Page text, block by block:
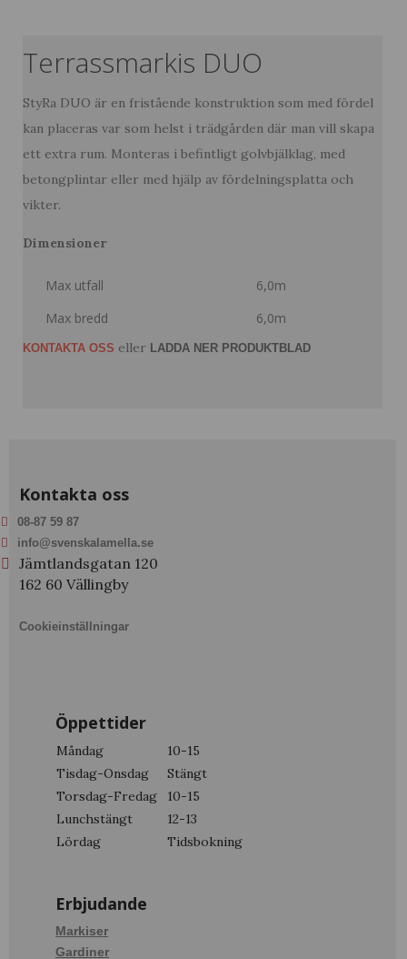
Terrassmarkis DUO
StyRa DUO är en fristående konstruktion som med fördel
kan placeras var som helst i trädgården där man vill skapa
ett extra rum. Monteras i befintligt golvbjälklag, med
betongplintar eller med hjälp av fördelningsplatta och
vikter.
Dimensioner
Max utfall
6,0m
Max bredd
6,0m
KONTAKTA OSS eller LADDA NER PRODUKTBLAD
Kontakta oss
08-87 59 87
info@svenskalamella.se
Jämtlandsgatan 120
162 60 Vällingby
Cookieinställningar
Öppettider
Måndag
10-15
Tisdag-Onsdag
Stängt
Torsdag-Fredag
10-15
Lunchstängt
12-13
Lördag
Tidsbokning
Erbjudande
Markiser
Gardiner